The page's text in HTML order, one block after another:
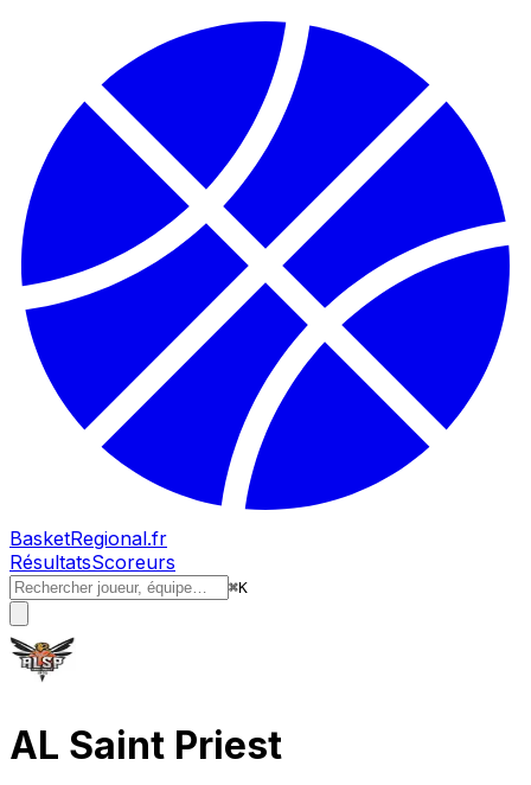
BasketRegional.fr
RésultatsScoreurs
⌘K
AL Saint Priest